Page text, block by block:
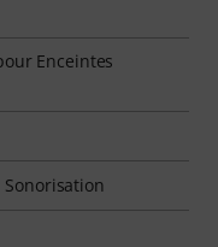
Enceintes